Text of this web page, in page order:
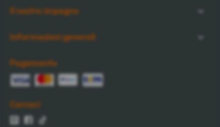
Il nostro impegno
Informazioni generali
Pagamento
Cercaci